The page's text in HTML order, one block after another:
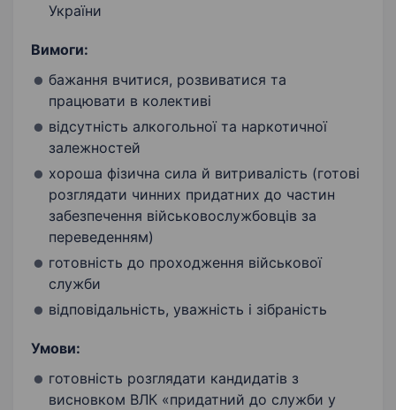
України
Вимоги:
бажання вчитися, розвиватися та
працювати в колективі
відсутність алкогольної та наркотичної
залежностей
хороша фізична сила й витривалість (готові
розглядати чинних придатних до частин
забезпечення військовослужбовців за
переведенням)
готовність до проходження військової
служби
відповідальність, уважність і зібраність
Умови:
готовність розглядати кандидатів з
висновком ВЛК «придатний до служби у